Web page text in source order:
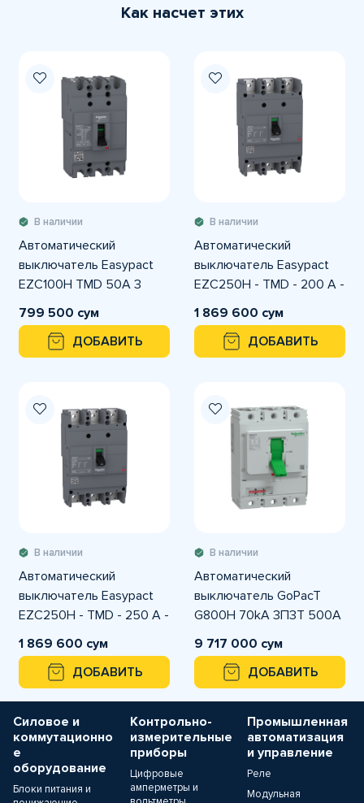
Как насчет этих
В наличии
Автоматический
выключатель Easypact
EZC100H TMD 50A 3
полюса 3Т
799 500 сум
ДОБАВИТЬ
В наличии
Автоматический
выключатель Easypact
EZC250H - TMD - 200 A -
3 полюса 3Т
1 869 600 сум
ДОБАВИТЬ
В наличии
Автоматический
выключатель Easypact
EZC250H - TMD - 250 A -
3 полюса 3Т
1 869 600 сум
ДОБАВИТЬ
В наличии
Автоматический
выключатель GoPacT
G800H 70kA 3П3Т 500A
электронный
9 717 000 сум
ДОБАВИТЬ
Силовое и
коммутационно
е
оборудование
Блоки питания и
Контрольно-
измерительные
приборы
Цифровые
амперметры и
Промышленная
автоматизация
и управление
Реле
Модульная